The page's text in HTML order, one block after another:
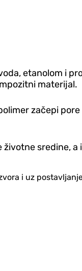
etanolom i
materijal.
začepi
sredine,
i uz